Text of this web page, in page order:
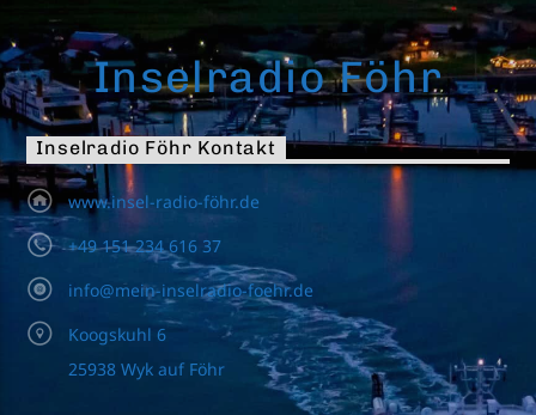
Inselradio Föhr
Inselradio Föhr Kontakt
www.insel-radio-föhr.de
+49 151 234 616 37
info@mein-inselradio-foehr.de
Koogskuhl 6
25938 Wyk auf Föhr